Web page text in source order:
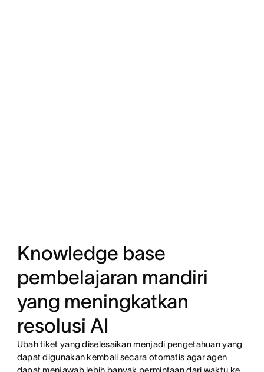
Knowledge base
pembelajaran mandiri
yang meningkatkan
resolusi AI
Ubah tiket yang diselesaikan menjadi pengetahuan yang
dapat digunakan kembali secara otomatis agar agen